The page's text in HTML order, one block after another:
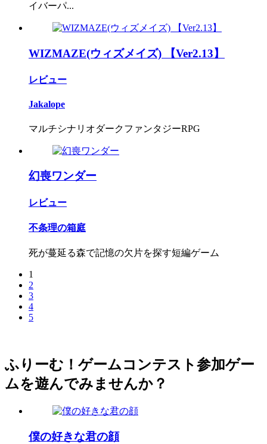
イバーパ...
WIZMAZE(ウィズメイズ) 【Ver2.13】
レビュー
Jakalope
マルチシナリオダークファンタジーRPG
幻喪ワンダー
レビュー
不条理の箱庭
死が蔓延る森で記憶の欠片を探す短編ゲーム
1
2
3
4
5
ふりーむ！ゲームコンテスト参加ゲー
ムを遊んでみませんか？
僕の好きな君の顔